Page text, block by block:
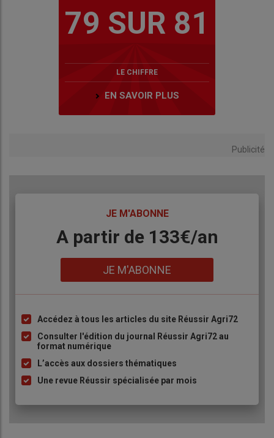
79 SUR 81
LE CHIFFRE
EN SAVOIR PLUS
Publicité
JE M'ABONNE
BodyA partir de 133€/an
JE M'ABONNE
Liste
à
puce
Accédez à tous les articles du site Réussir Agri72
Consulter l'édition du journal Réussir Agri72 au
format numérique
L’accès aux dossiers thématiques
Une revue Réussir spécialisée par mois